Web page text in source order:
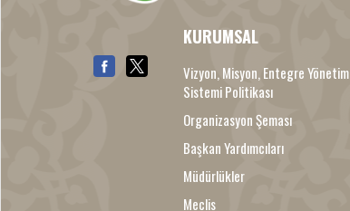
KURUMSAL
Vizyon, Misyon, Entegre Yönetim
Sistemi Politikası
Organizasyon Şeması
Başkan Yardımcıları
Müdürlükler
Meclis